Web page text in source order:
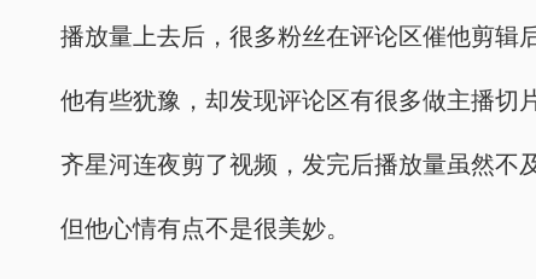
播放量上去后，很多粉丝在评论区催他剪辑
他有些犹豫，却发现评论区有很多做主播切
齐星河连夜剪了视频，发完后播放量虽然不
但他心情有点不是很美妙。